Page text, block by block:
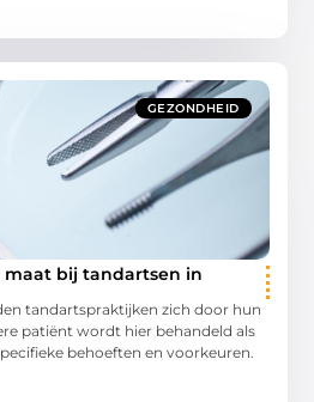
GEZONDHEID
maat bij tandartsen in
tandartspraktijken zich door hun
patiënt wordt hier behandeld als
behoeften en voorkeuren.